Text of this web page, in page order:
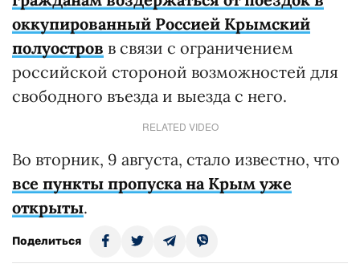
оккупированный Россией Крымский
полуостров в связи с ограничением
российской стороной возможностей для
свободного въезда и выезда с него.
RELATED VIDEO
Во вторник, 9 августа, стало известно, что
все пункты пропуска на Крым уже
открыты.
Поделиться